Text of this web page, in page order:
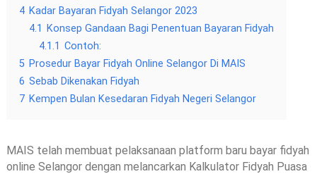
4 Kadar Bayaran Fidyah Selangor 2023
4.1
Konsep Gandaan Bagi Penentuan Bayaran Fidyah
4.1.1 Contoh:
5 Prosedur Bayar Fidyah Online Selangor Di MAIS
6 Sebab Dikenakan Fidyah
7 Kempen Bulan Kesedaran Fidyah Negeri Selangor
MAIS telah membuat pelaksanaan platform baru bayar fidyah
online Selangor dengan melancarkan Kalkulator Fidyah Puasa